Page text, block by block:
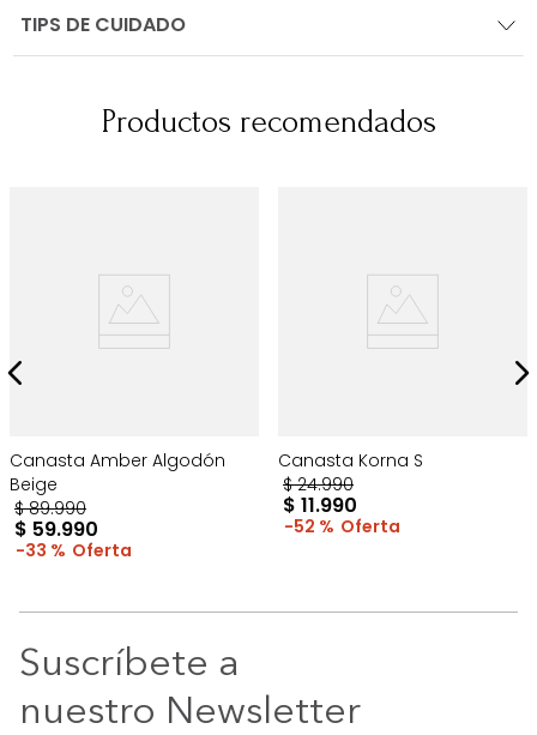
TIPS DE CUIDADO
Productos recomendados
Canasta Amber Algodón
Beige
$ 89.990
$ 59.990
33 %
Canasta Korna S
$ 24.990
$ 11.990
52 %
Suscríbete a
nuestro Newsletter